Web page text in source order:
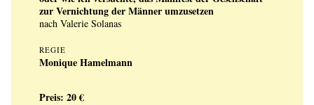
zur Vernichtung der Männer umzusetzen
nach Valerie Solanas
REGIE
Monique Hamelmann
Preis: 20 €